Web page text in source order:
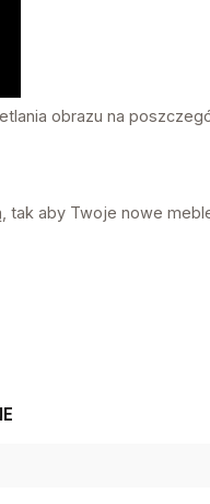
obrazu na
tak aby Twoje nowe